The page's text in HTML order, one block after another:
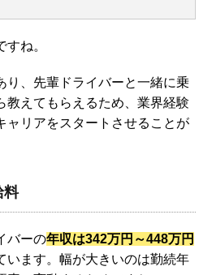
ね。
り、先輩ドライバーと一緒に乗
教えてもらえるため、業界経験
ャリアをスタートさせることが
料
バーの年収は342万円～448万円
います。幅が大きいのは勤続年